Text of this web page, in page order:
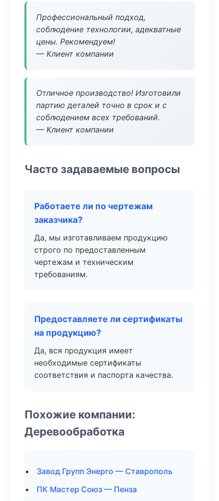
Профессиональный подход,
соблюдение технологии, адекватные
цены. Рекомендуем!
— Клиент компании
Отличное производство! Изготовили
партию деталей точно в срок и с
соблюдением всех требований.
— Клиент компании
Часто задаваемые вопросы
Работаете ли по чертежам
заказчика?
Да, мы изготавливаем продукцию
строго по предоставленным
чертежам и техническим
требованиям.
Предоставляете ли сертификаты
на продукцию?
Да, вся продукция имеет
необходимые сертификаты
соответствия и паспорта качества.
Похожие компании:
Деревообработка
Завод Групп Энерго — Ставрополь
ПК Мастер Союз — Пенза